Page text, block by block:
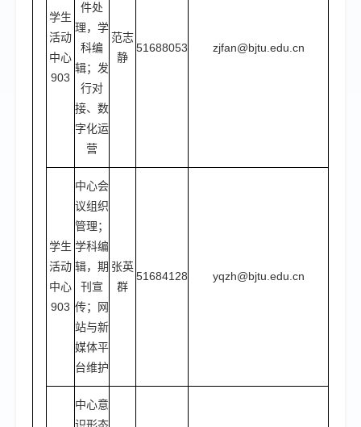
学生
活动
中心
903
件处
理，学
科编
辑；发
行对
接、数
字化运
营
范志
静
51688053 zjfan@bjtu.edu.cn
学生
活动
中心
903
中心会
议组织
管理；
学科编
辑，期
刊宣
传；网
站与新
媒体平
台维护
张英
群
51684128 yqzh@bjtu.edu.cn
中心意